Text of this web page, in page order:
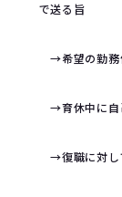
で送る旨
→希望の勤務
→育休中に自
→復職に対し